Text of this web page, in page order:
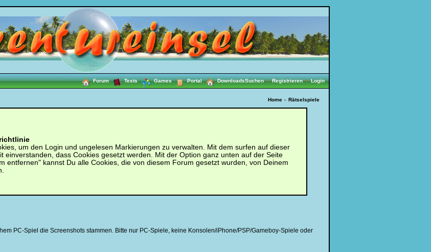
Forum Tests Games Portal DownloadsSuchen •Registrieren •Login
Home » Rätselspiele
um den Login und ungelesen Markierungen zu verwalten. Mit dem surfen auf dieser
einverstanden, dass Cookies gesetzt werden. Mit der Option ganz unten auf der Seite
entfernen" kannst Du alle Cookies, die von diesem Forum gesetzt wurden, von Deinem
PC-Spiel die Screenshots stammen. Bitte nur PC-Spiele, keine Konsolen/iPhone/PSP/Gameboy-Spiele oder